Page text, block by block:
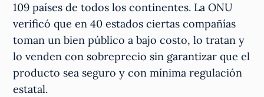
109 países de todos los continentes. La ONU
verificó que en 40 estados ciertas compañías
toman un bien público a bajo costo, lo tratan y
lo venden con sobreprecio sin garantizar que el
producto sea seguro y con mínima regulación
estatal.